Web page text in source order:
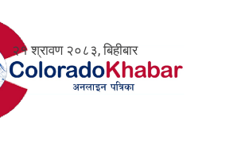
२१ श्रावण २०८३, बिहीबार